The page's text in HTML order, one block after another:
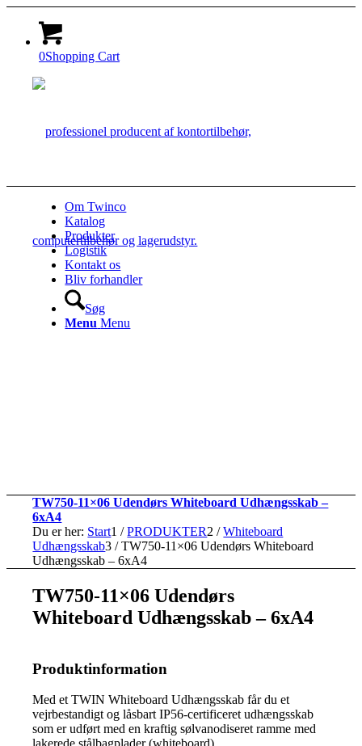
0Shopping Cart
Om Twinco
Katalog
Produkter
Logistik
Kontakt os
Bliv forhandler
Søg
Menu Menu
TW750-11×06 Udendørs Whiteboard Udhængsskab –
6xA4
Du er her: Start1 / PRODUKTER2 / Whiteboard
Udhængsskab3 / TW750-11×06 Udendørs Whiteboard
Udhængsskab – 6xA4
TW750-11×06 Udendørs
Whiteboard Udhængsskab – 6xA4
Produktinformation
Med et TWIN Whiteboard Udhængsskab får du et
vejrbestandigt og låsbart IP56-certificeret udhængsskab
som er udført med en kraftig sølvanodiseret ramme med